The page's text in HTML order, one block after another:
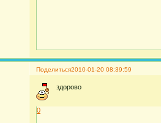
Поделиться2010-01-20 08:39:59
здорово
0